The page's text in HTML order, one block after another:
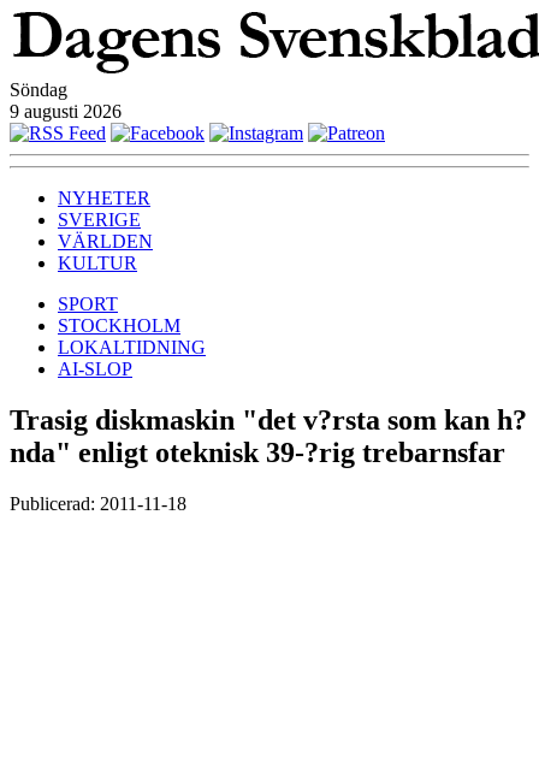
Söndag
9 augusti 2026
NYHETER
SVERIGE
VÄRLDEN
KULTUR
SPORT
STOCKHOLM
LOKALTIDNING
AI-SLOP
Trasig diskmaskin "det v?rsta som kan h?
nda" enligt oteknisk 39-?rig trebarnsfar
Publicerad: 2011-11-18